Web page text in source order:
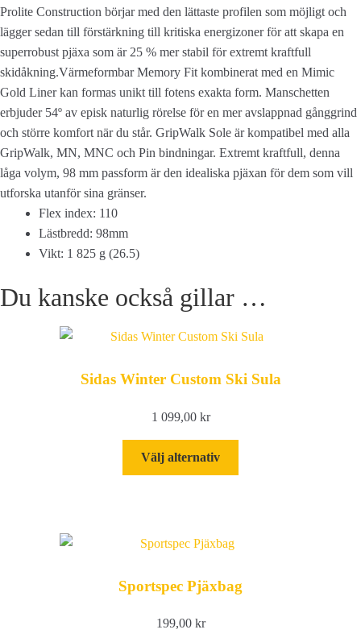
Prolite Construction börjar med den lättaste profilen som möjligt och
lägger sedan till förstärkning till kritiska energizoner för att skapa en
superrobust pjäxa som är 25 % mer stabil för extremt kraftfull
skidåkning.Värmeformbar Memory Fit kombinerat med en Mimic
Gold Liner kan formas unikt till fotens exakta form. Manschetten
erbjuder 54º av episk naturlig rörelse för en mer avslappnad gånggrind
och större komfort när du står. GripWalk Sole är kompatibel med alla
GripWalk, MN, MNC och Pin bindningar. Extremt kraftfull, denna
låga volym, 98 mm passform är den idealiska pjäxan för dem som vill
utforska utanför sina gränser.
Flex index: 110
Lästbredd: 98mm
Vikt: 1 825 g (26.5)
Du kanske också gillar …
Sidas Winter Custom Ski Sula
1 099,00 kr
Välj alternativ
olika
Sportspec Pjäxbag
199,00 kr